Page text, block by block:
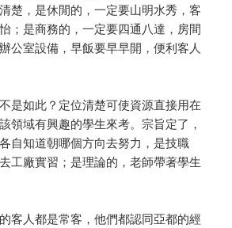
楚，是休閒的，一定要山明水秀，客
；是商務的，一定要四通八達，房間
公室設備，早飯要早早開，便利客人
是如此？定位清楚可使資源直接用在
領域有興趣的學生來考。宗旨定了，
自知道朝哪個方向去努力，是技職
工廠實習；是理論的，老師帶著學生
客人都是常客，他們都認同亞都的經